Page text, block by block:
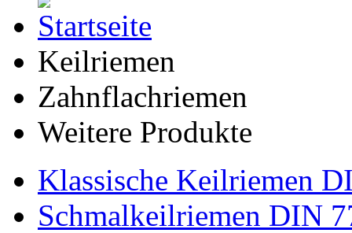
Keilriemen
Zahnflachriemen
Weitere Produkte
Klassische Keilriemen
Schmalkeilriemen DIN